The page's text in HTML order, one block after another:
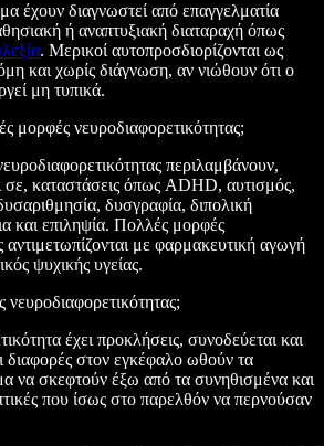
έχουν διαγνωστεί από επαγγελματία
ή αναπτυξιακή διαταραχή όπως
. Μερικοί αυτοπροσδιορίζονται ως
και χωρίς διάγνωση, αν νιώθουν ότι ο
μη τυπικά.
μορφές νευροδιαφορετικότητας;
περιλαμβάνουν,
σε, καταστάσεις όπως ADHD, αυτισμός,
δυσγραφία, διπολική
και επιληψία. Πολλές μορφές
αντιμετωπίζονται με φαρμακευτική αγωγή
ψυχικής υγείας.
νευροδιαφορετικότητας;
έχει προκλήσεις, συνοδεύεται και
διαφορές στον εγκέφαλο ωθούν τα
να σκεφτούν έξω από τα συνηθισμένα και
που ίσως στο παρελθόν να περνούσαν